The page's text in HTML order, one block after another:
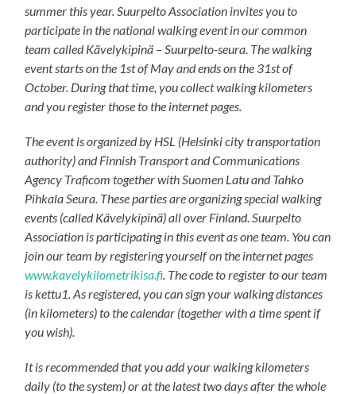
summer this year. Suurpelto Association invites you to
participate in the national walking event in our common
team called Kävelykipinä – Suurpelto-seura. The walking
event starts on the 1st of May and ends on the 31st of
October. During that time, you collect walking kilometers
and you register those to the internet pages.
The event is organized by HSL (Helsinki city transportation
authority) and Finnish Transport and Communications
Agency Traficom together with Suomen Latu and Tahko
Pihkala Seura. These parties are organizing special walking
events (called Kävelykipinä) all over Finland. Suurpelto
Association is participating in this event as one team. You can
join our team by registering yourself on the internet pages
www.kavelykilometrikisa.fi . The code to register to our team
is kettu1. As registered, you can sign your walking distances
(in kilometers) to the calendar (together with a time spent if
you wish).
It is recommended that you add your walking kilometers
daily (to the system) or at the latest two days after the whole